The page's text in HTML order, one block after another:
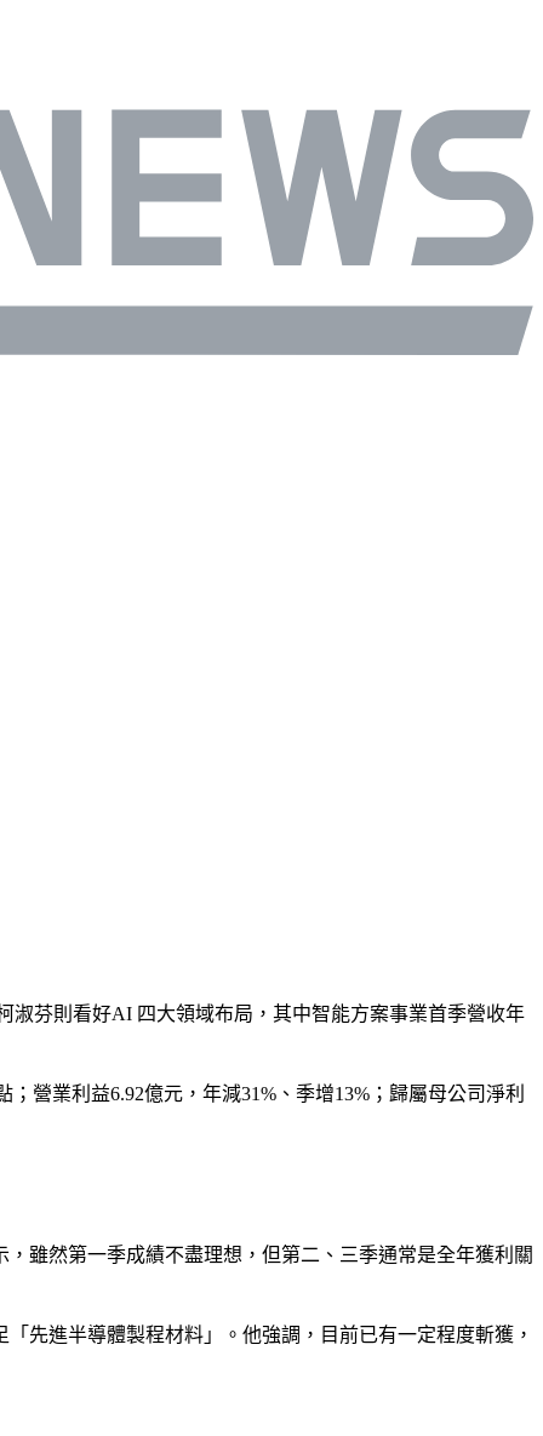
淑芬則看好AI 四大領域布局，其中智能方案事業首季營收年
營業利益6.92億元，年減31%、季增13%；歸屬母公司淨利
雖然第一季成績不盡理想，但第二、三季通常是全年獲利關
先進半導體製程材料」。他強調，目前已有一定程度斬獲，